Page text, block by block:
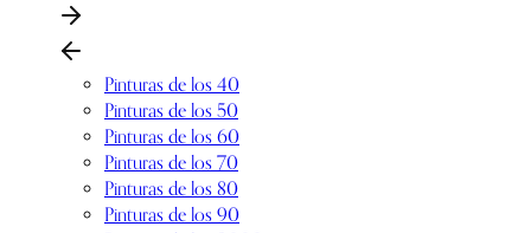
Pinturas de los 40
Pinturas de los 50
Pinturas de los 60
Pinturas de los 70
Pinturas de los 80
Pinturas de los 90